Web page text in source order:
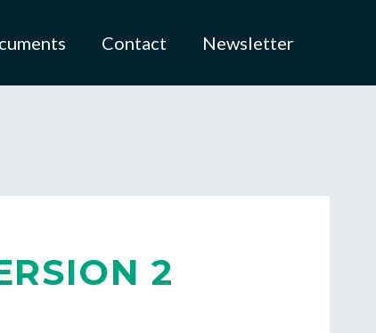
Contact Newsletter
2